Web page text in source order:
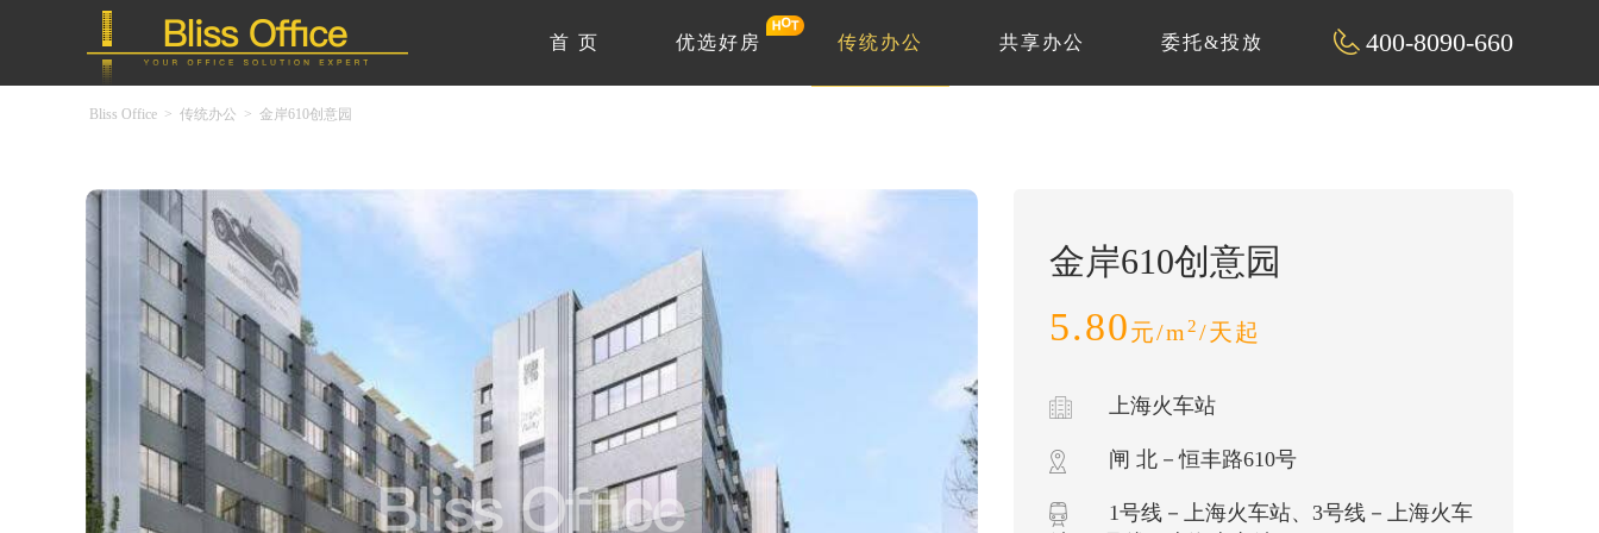
400-8090-660
首 页 优选好房 传统办公 共享办公 委托&投放
Bliss Office > 传统办公 > 金岸610创意园
金岸610创意园
5.80元/m 2/天起
上海火车站
闸 北－恒丰路610号
1号线－上海火车站、3号线－上海火车